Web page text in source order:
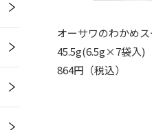
オーサワのわかめ
45.5g(6.5g×7袋入)
864円（税込）